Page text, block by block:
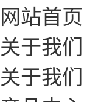
网站首页
关于我们
关于我们